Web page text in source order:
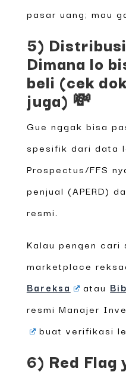
pasar uang; mau
5)
Dimana lo
beli (cek
juga) 💸
Gue nggak bisa
spesifik dari data
Prospectus/FFS
penjual (APERD)
resmi.
Kalau pengen cari
marketplace
Bareksa
atau
resmi Manajer
buat verifikasi
6) Red Flag